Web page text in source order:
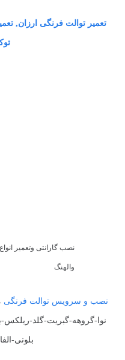
تعمیر توالت فرنگی ارزان,
نصب گارانتی وتعمیر
والهنگ
نصب و سرویس توالت فرنگی
نوا-گروهه-گبریت-گلد-
بلونی-